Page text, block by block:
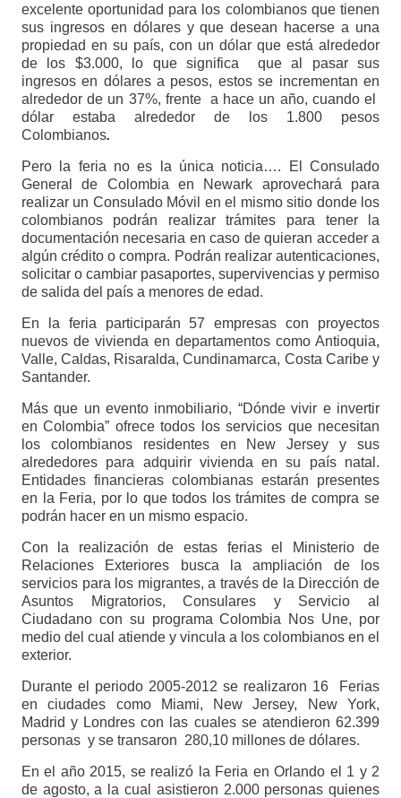
excelente oportunidad para los colombianos que tienen
sus ingresos en dólares y que desean hacerse a una
propiedad en su país, con un dólar que está alrededor
de los $3.000, lo que significa que al pasar sus
ingresos en dólares a pesos, estos se incrementan en
alrededor de un 37%, frente a hace un año, cuando el
dólar estaba alrededor de los 1.800 pesos
Colombianos.
Pero la feria no es la única noticia…. El Consulado
General de Colombia en Newark aprovechará para
realizar un Consulado Móvil en el mismo sitio donde los
colombianos podrán realizar trámites para tener la
documentación necesaria en caso de quieran acceder a
algún crédito o compra. Podrán realizar autenticaciones,
solicitar o cambiar pasaportes, supervivencias y permiso
de salida del país a menores de edad.
En la feria participarán 57 empresas con proyectos
nuevos de vivienda en departamentos como Antioquia,
Valle, Caldas, Risaralda, Cundinamarca, Costa Caribe y
Santander.
Más que un evento inmobiliario, “Dónde vivir e invertir
en Colombia” ofrece todos los servicios que necesitan
los colombianos residentes en New Jersey y sus
alrededores para adquirir vivienda en su país natal.
Entidades financieras colombianas estarán presentes
en la Feria, por lo que todos los trámites de compra se
podrán hacer en un mismo espacio.
Con la realización de estas ferias el Ministerio de
Relaciones Exteriores busca la ampliación de los
servicios para los migrantes, a través de la Dirección de
Asuntos Migratorios, Consulares y Servicio al
Ciudadano con su programa Colombia Nos Une, por
medio del cual atiende y vincula a los colombianos en el
exterior.
Durante el periodo 2005-2012 se realizaron 16 Ferias
en ciudades como Miami, New Jersey, New York,
Madrid y Londres con las cuales se atendieron 62.399
personas y se transaron 280,10 millones de dólares.
En el año 2015, se realizó la Feria en Orlando el 1 y 2
de agosto, a la cual asistieron 2.000 personas quienes